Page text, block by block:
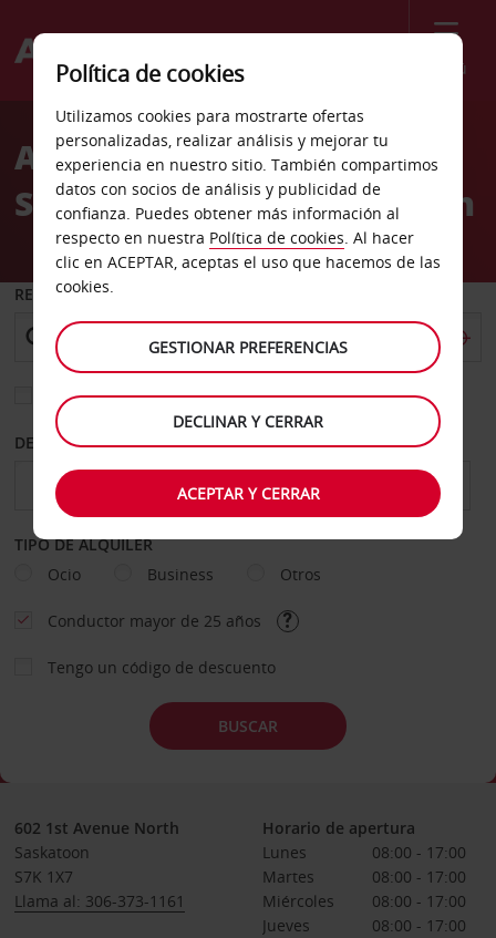
Menú
Welcome
AvisAlquiler de coches
Saskatoon Avenue C North
RECOGER EN
Elegir otra oficina de devolución
DESDE HASTA
TIPO DE ALQUILER
Ocio
Business Otros
Conductor mayor de 25 años
Tengo un código de descuento
BUSCAR
602 1st Avenue North
Saskatoon
S7K 1X7
Llama al: 306-373-1161
Horario de apertura
Lunes
08:00 - 17:00
Martes
08:00 - 17:00
Miércoles
08:00 - 17:00
Jueves
08:00 - 17:00
Política de cookies
Utilizamos cookies para mostrarte ofertas
personalizadas, realizar análisis y mejorar tu
experiencia en nuestro sitio. También compartimos
datos con socios de análisis y publicidad de
confianza. Puedes obtener más información al
respecto en nuestra Política de cookies. Al hacer
clic en ACEPTAR, aceptas el uso que hacemos de las
cookies.
GESTIONAR PREFERENCIAS
DECLINAR Y CERRAR
ACEPTAR Y CERRAR